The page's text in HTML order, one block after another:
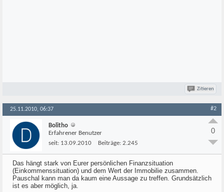
Zitieren
25.11.2010, 06:37 #2
Bolitho
Erfahrener Benutzer
seit: 13.09.2010 Beiträge: 2.245
0
Das hängt stark von Eurer persönlichen Finanzsituation
(Einkommenssituation) und dem Wert der Immobilie zusammen.
Pauschal kann man da kaum eine Aussage zu treffen. Grundsätzlich
ist es aber möglich, ja.